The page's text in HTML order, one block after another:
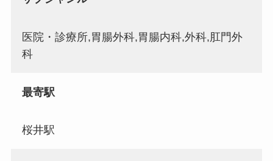
医院・診療所,胃腸外科,胃腸内科,外科,肛門外
科
最寄駅
桜井駅